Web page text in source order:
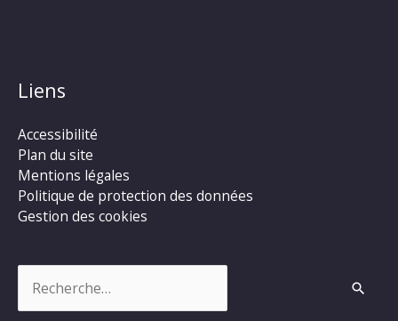
Liens
Accessibilité
Plan du site
Mentions légales
Politique de protection des données
Gestion des cookies